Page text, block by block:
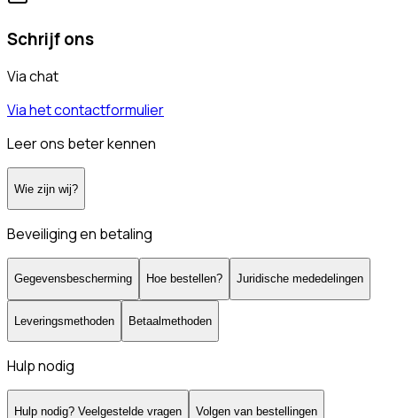
Schrijf ons
Via chat
Via het contactformulier
Leer ons beter kennen
Wie zijn wij?
Beveiliging en betaling
Gegevensbescherming Hoe bestellen? Juridische mededelingen
Leveringsmethoden Betaalmethoden
Hulp nodig
Hulp nodig? Veelgestelde vragen Volgen van bestellingen